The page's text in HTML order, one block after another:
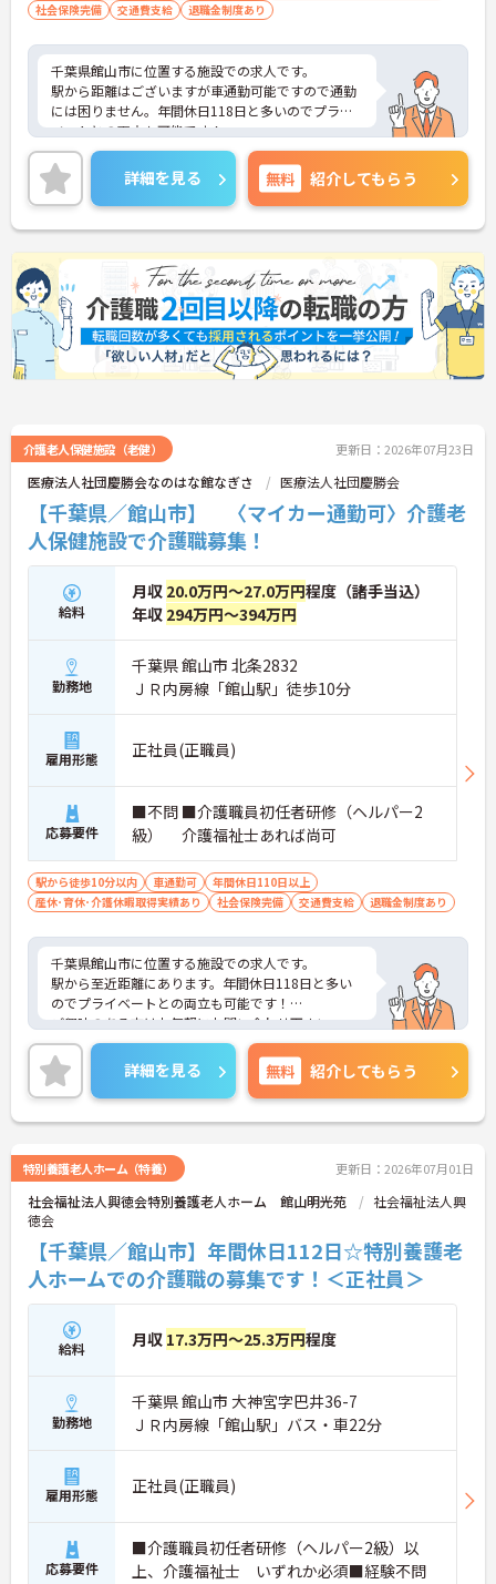
社会保険完備
交通費支給 退職金制度あり
千葉県館山市に位置する施設での求人です。
駅から距離はございますが車通勤可能ですので通勤
には困りません。年間休日118日と多いのでプライ
ベートとの両立も可能です！
ご興味のある方はお気軽にお問い合わせ下さい。
詳細を見る 無料 紹介してもらう
介護老人保健施設（老健） 更新日：2026年07月23日
医療法人社団慶勝会なのはな館なぎさ 医療法人社団慶勝会
【千葉県／館山市】 〈マイカー通勤可〉介護老
人保健施設で介護職募集！
給料
月収 20.0万円～27.0万円程度（諸手当込）
年収 294万円～394万円
勤務地
千葉県 館山市 北条2832
ＪＲ内房線「館山駅」徒歩10分
雇用形態 正社員(正職員)
応募要件
■不問 ■介護職員初任者研修（ヘルパー2
級） 介護福祉士あれば尚可
駅から徒歩10分以内 車通勤可
年間休日110日以上
産休･育休･介護休暇取得実績あり
社会保険完備 交通費支給 退職金制度あり
千葉県館山市に位置する施設での求人です。
駅から至近距離にあります。年間休日118日と多い
のでプライベートとの両立も可能です！
ご興味のある方はお気軽にお問い合わせ下さい。
詳細を見る 無料 紹介してもらう
特別養護老人ホーム（特養） 更新日：2026年07月01日
社会福祉法人興徳会特別養護老人ホーム 館山明光苑
社会福祉法人興
徳会
【千葉県／館山市】年間休日112日☆特別養護老
人ホームでの介護職の募集です！＜正社員＞
給料 月収 17.3万円～25.3万円程度
勤務地
千葉県 館山市 大神宮字巴井36-7
ＪＲ内房線「館山駅」バス・車22分
雇用形態 正社員(正職員)
応募要件
■介護職員初任者研修（ヘルパー2級）以
上、介護福祉士 いずれか必須■経験不問